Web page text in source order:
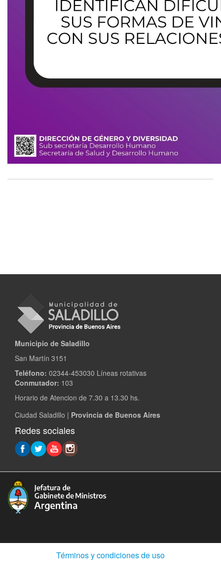
Municipio de Saladillo
San Martín 3151
Teléfono: 02344-453030 Líneas rotativas
Conmutador: 103
Horario de Atencion de 7.30 a 13.30 hs.
Ciudad Saladillo | Provincia de Buenos Aires
Redes sociales
Términos y condiciones de uso(Abre